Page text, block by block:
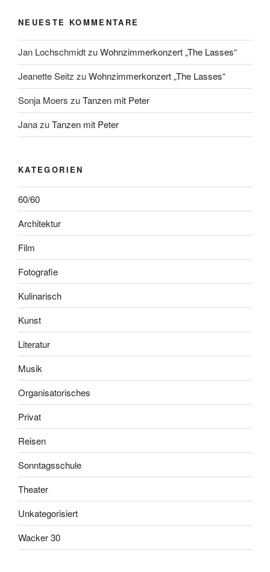
NEUESTE KOMMENTARE
Jan LochschmidtzuWohnzimmerkonzert „The Lasses“
Jeanette Seitz zuWohnzimmerkonzert „The Lasses“
Sonja Moers zuTanzen mit Peter
JanazuTanzen mit Peter
KATEGORIEN
60/60
Architektur
Film
Fotografie
Kulinarisch
Kunst
Literatur
Musik
Organisatorisches
Privat
Reisen
Sonntagsschule
Theater
Unkategorisiert
Wacker 30